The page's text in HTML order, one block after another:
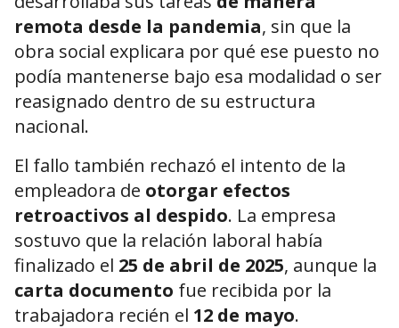
remota desde la pandemia, sin que la
obra social explicara por qué ese puesto no
podía mantenerse bajo esa modalidad o ser
reasignado dentro de su estructura
nacional.
El fallo también rechazó el intento de la
empleadora de otorgar efectos
retroactivos al despido. La empresa
sostuvo que la relación laboral había
finalizado el 25 de abril de 2025, aunque la
carta documento fue recibida por la
trabajadora recién el 12 de mayo.